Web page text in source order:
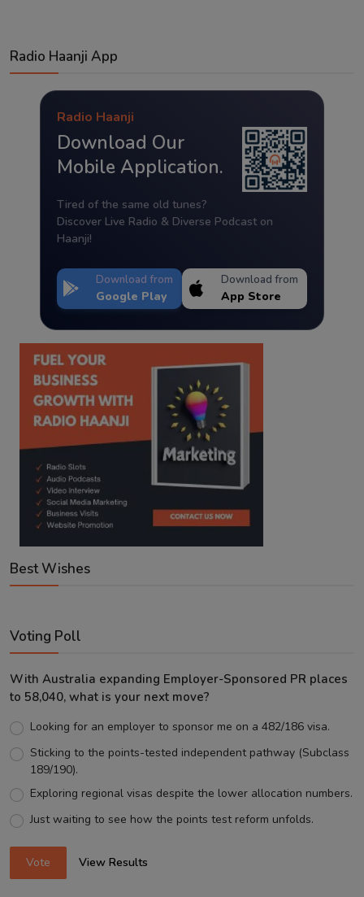
Radio Haanji App
Radio Haanji
Download Our
Mobile Application.
Tired of the same old tunes?
Discover Live Radio & Diverse Podcast on
Haanji!
Download from
Google Play
Download from
App Store
Best Wishes
Voting Poll
With Australia expanding Employer-Sponsored PR places
to 58,040, what is your next move?
Looking for an employer to sponsor me on a 482/186 visa.
Sticking to the points-tested independent pathway (Subclass
189/190).
Exploring regional visas despite the lower allocation numbers.
Just waiting to see how the points test reform unfolds.
Vote View Results